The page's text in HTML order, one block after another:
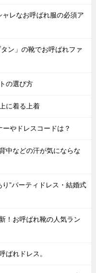
レなお呼ばれ服の必須ア
ン」の靴でお呼ばれファ
の選び方
に着る上着
やドレスコードは？
中などの汗が気にならな
”パーティドレス・結婚式
！お呼ばれ靴の人気ラン
ばれドレス。